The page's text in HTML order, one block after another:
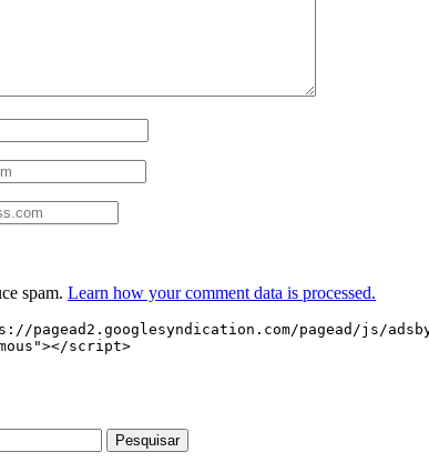
spam. Learn how your comment data is processed.
pagead2.googlesyndication.com/pagead/js/
script>